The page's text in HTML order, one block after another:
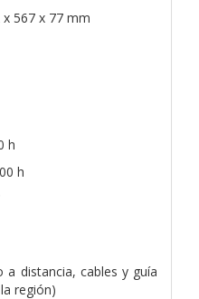
567 x 77 mm
h
h
a distancia, cables y guía
región)